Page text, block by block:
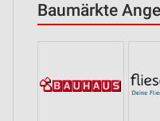
Baumärkte